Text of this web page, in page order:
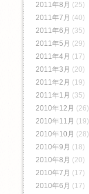
2011年8月 (25)
2011年7月 (40)
2011年6月 (35)
2011年5月 (29)
2011年4月 (17)
2011年3月 (20)
2011年2月 (19)
2011年1月 (35)
2010年12月 (26)
2010年11月 (19)
2010年10月 (28)
2010年9月 (18)
2010年8月 (20)
2010年7月 (17)
2010年6月 (17)